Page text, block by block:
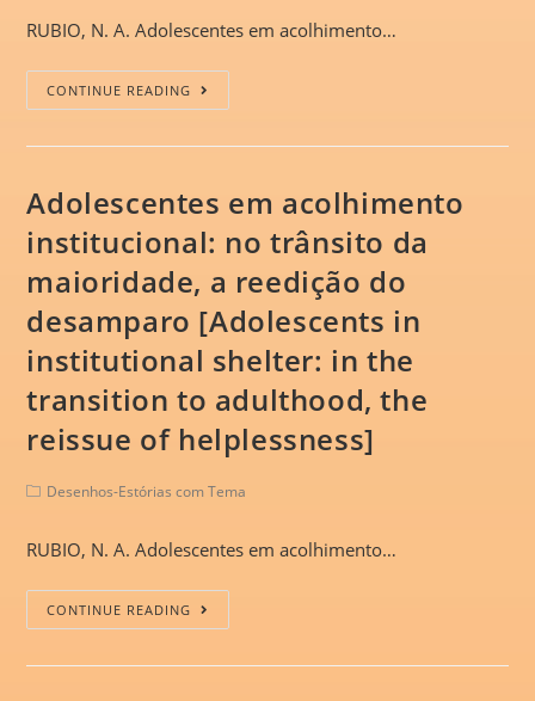
RUBIO, N. A. Adolescentes em acolhimento…
CONTINUE READING
Adolescentes em acolhimento
institucional: no trânsito da
maioridade, a reedição do
desamparo [Adolescents in
institutional shelter: in the
transition to adulthood, the
reissue of helplessness]
Desenhos-Estórias com Tema
RUBIO, N. A. Adolescentes em acolhimento…
CONTINUE READING